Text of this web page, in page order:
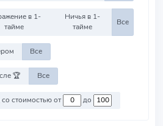
в 1-
тайме
Ничья в 1-
тайме
Все
Все
🏆 Все
Против команд со стоимостью от до